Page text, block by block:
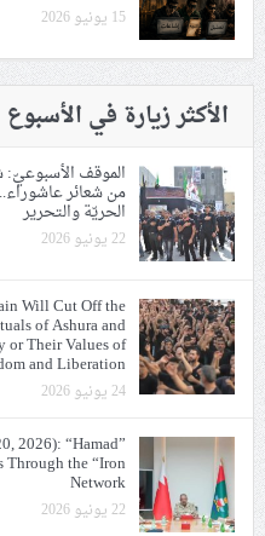
15 يونيو 2026
الأكثر زيارة في الأسبوع
الموقف الأسبوعيّ:
من شعائر
الحريّة والتحرير
22 يونيو 2026
Will Cut Off the
of Ashura and
or Their Values of
and Liberation
24 يونيو 2026
2026): “Hamad”
Through the “Iron
Network
22 يونيو 2026